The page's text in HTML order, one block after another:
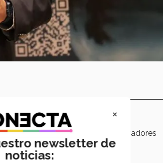
emprendimientos diversos e innovadores
más equitativa.
×
newsletter de
noticias: